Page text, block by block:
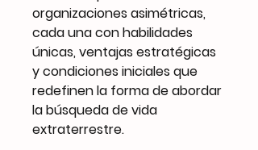
organizaciones asimétricas,
cada una con habilidades
únicas, ventajas estratégicas
y condiciones iniciales que
redefinen la forma de abordar
la búsqueda de vida
extraterrestre.